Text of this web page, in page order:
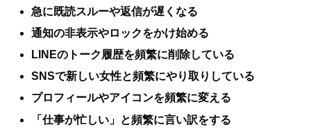
急に既読スルーや返信が遅くなる
通知の非表示やロックをかけ始める
LINEのトーク履歴を頻繁に削除している
SNSで新しい女性と頻繁にやり取りしている
プロフィールやアイコンを頻繁に変える
「仕事が忙しい」と頻繁に言い訳をする